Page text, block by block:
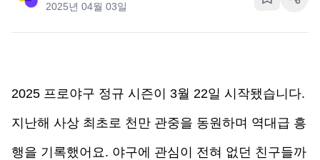
2025년 04월 03일
2025 프로야구 정규 시즌이 3월 22일 시작됐습니다.
지난해 사상 최초로 천만 관중을 동원하며 역대급 흥
행을 기록했어요. 야구에 관심이 전혀 없던 친구들까